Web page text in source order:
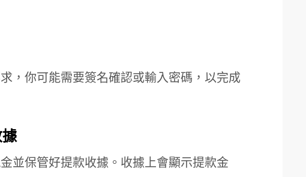
，你可能需要簽名確認或輸入密碼，以完成
並保管好提款收據。收據上會顯示提款金